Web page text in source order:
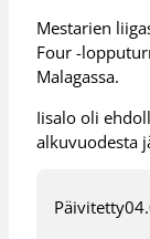
Mestarien
Four -
Malagassa.
Iisalo oli
alkuvuodesta
Päivitetty